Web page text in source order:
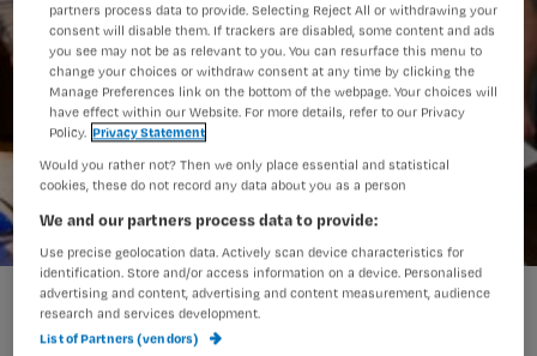
Van Rijn beantwoordt Kamervragen indicatiestelling
partners process data to provide. Selecting Reject All or withdrawing your
consent will disable them. If trackers are disabled, some content and ads
you see may not be as relevant to you. You can resurface this menu to
change your choices or withdraw consent at any time by clicking the
Manage Preferences link on the bottom of the webpage. Your choices will
have effect within our Website. For more details, refer to our Privacy
Policy. Privacy Statement
Would you rather not? Then we only place essential and statistical
cookies, these do not record any data about you as a person
We and our partners process data to provide:
Use precise geolocation data. Actively scan device characteristics for
identification. Store and/or access information on a device. Personalised
advertising and content, advertising and content measurement, audience
research and services development.
List of Partners (vendors)